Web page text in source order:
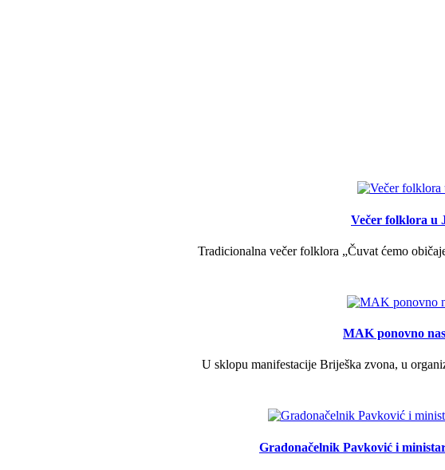
Večer folklora u
Tradicionalna večer folklora „Čuvat ćemo
MAK ponovno
U sklopu manifestacije Briješka zvona, u
Gradonačelnik Pavković i